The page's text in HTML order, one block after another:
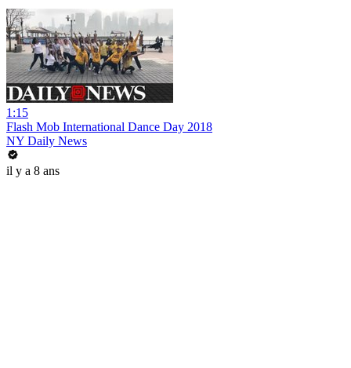
1:15
Flash Mob International Dance Day 2018
NY Daily News
il y a 8 ans